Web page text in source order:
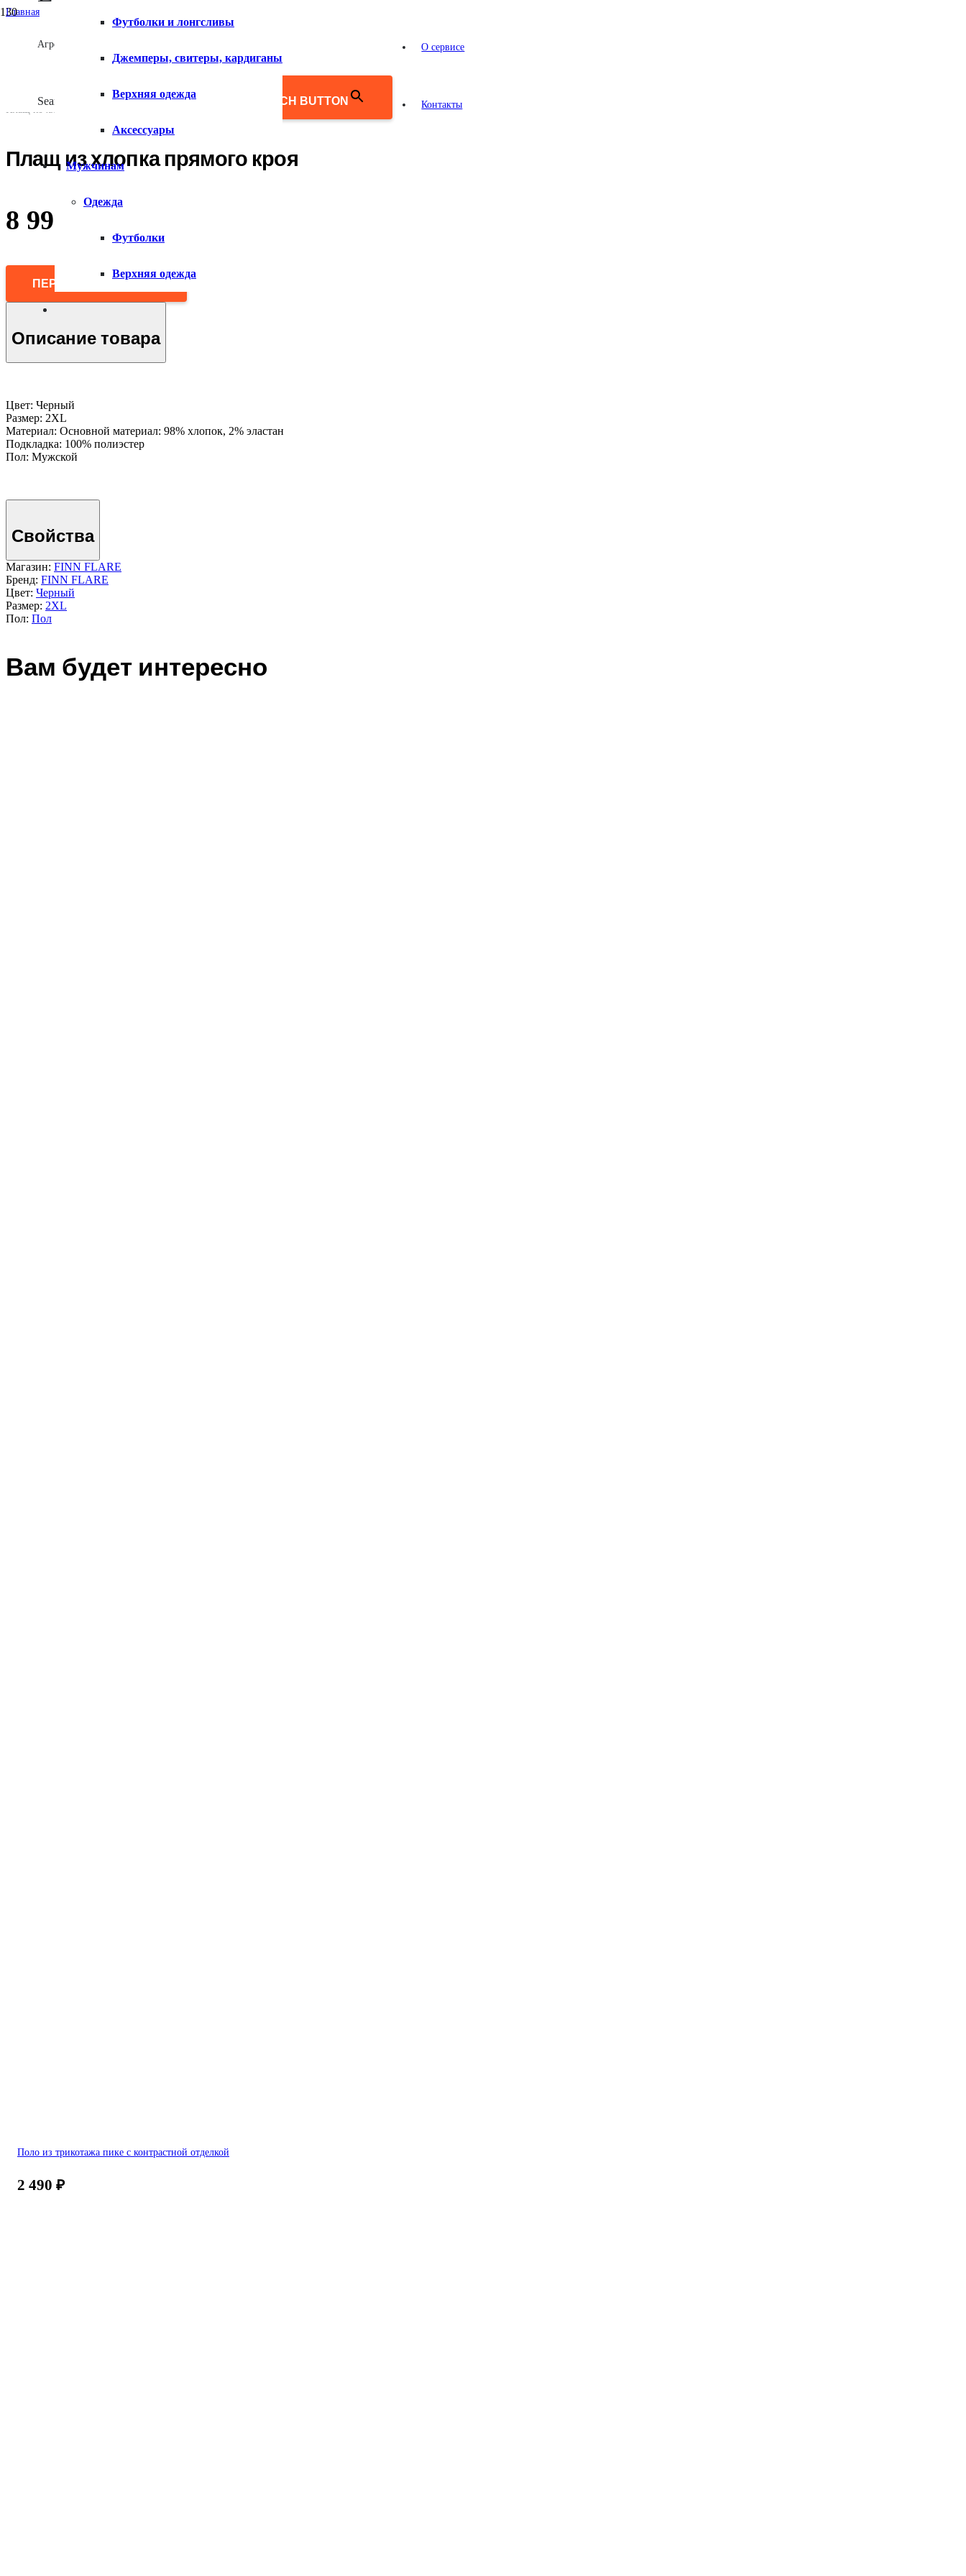
Агрегатор товаров
Search for: SEARCH BUTTON
О сервисе
Контакты
Футболки и лонгсливы
Джемперы, свитеры, кардиганы
Верхняя одежда
Аксессуары
Мужчинам
Одежда
Футболки
Верхняя одежда
Главная
Плащ из хлопка прямого кроя
8 990
ПЕРЕЙТИ В МАГАЗИН
Описание товара
Цвет: Черный
Размер: 2XL
Материал: Основной материал: 98% хлопок, 2% эластан
Подкладка: 100% полиэстер
Пол: Мужской
Свойства
Магазин: FINN FLARE
Бренд: FINN FLARE
Цвет: Черный
Размер: 2XL
Пол: Пол
Вам будет интересно
Поло из трикотажа пике с контрастной отделкой
2 490 ₽